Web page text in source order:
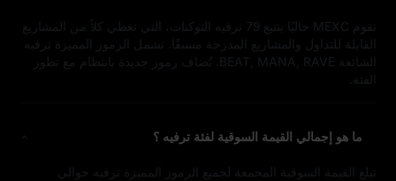
تقوم MEXC حاليًا بتتبع 79 ترفيه التوكنات، التي تغطي كلاً من المشاريع
القابلة للتداول والمشاريع المدرجة مسبقًا. تشمل الرموز المميزة ترفيه
الشائعة BEAT, MANA, RAVE. تُضاف رموز جديدة بانتظام مع تطور
الفئة.
ما هو إجمالي القيمة السوقية لفئة ترفيه ؟
تبلغ القيمة السوقية المجمعة لجميع الرموز المميزة ترفيه حوالي